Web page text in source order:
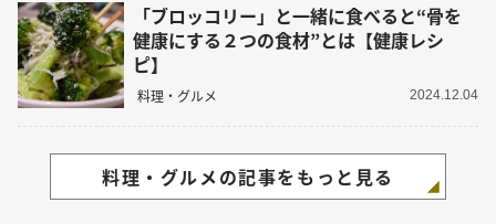
「ブロッコリー」と一緒に食べると“骨を
健康にする２つの食材”とは【健康レシ
ピ】
料理・グルメ 2024.12.04
料理・グルメの記事をもっと見る